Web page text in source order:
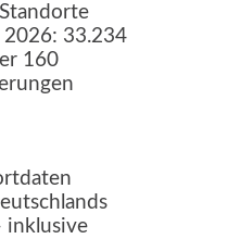
2026: 33.234
160
inklusive